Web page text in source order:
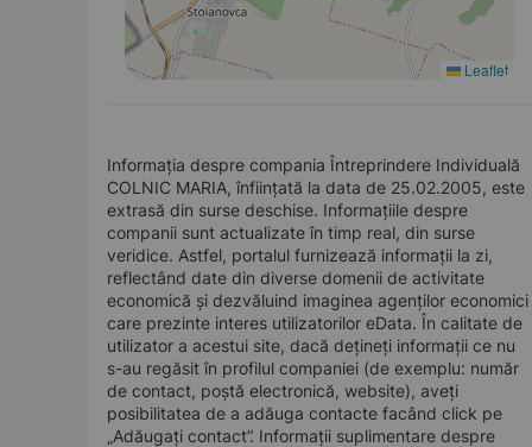
Leaflet
Informația despre compania Întreprindere Individuală
COLNIC MARIA, înființată la data de 25.02.2005, este
extrasă din surse deschise. Informațiile despre
companii sunt actualizate în timp real, din surse
veridice. Astfel, portalul furnizează informații la zi,
reflectând date din diverse domenii de activitate
economică și dezvăluind imaginea agenților economici
care prezinte interes utilizatorilor eData. În calitate de
utilizator a acestui site, dacă dețineți informații ce nu
s-au regăsit în profilul companiei (de exemplu: număr
de contact, poștă electronică, website), aveți
posibilitatea de a adăuga contacte facând click pe
„Adăugați contact”. Informații suplimentare despre